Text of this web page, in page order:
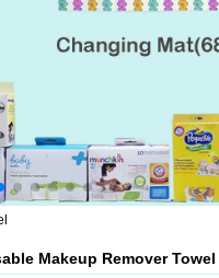
Makeup Remover Towel